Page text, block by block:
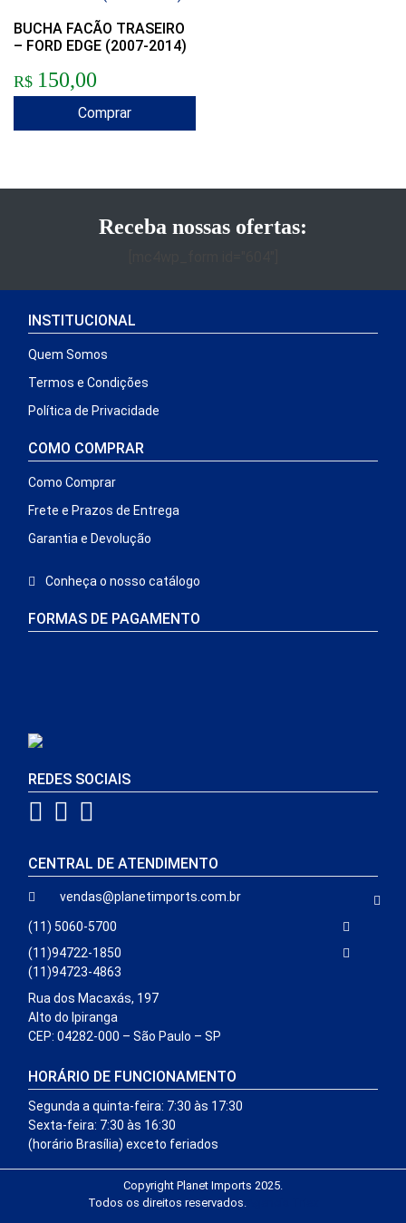
BUCHA FACÃO TRASEIRO
– FORD EDGE (2007-2014)
R$ 150,00
Comprar
Receba nossas ofertas:
INSTITUCIONAL
Quem Somos
Termos e Condições
Política de Privacidade
COMO COMPRAR
Como Comprar
Frete e Prazos de Entrega
Garantia e Devolução
Conheça o nosso catálogo
FORMAS DE PAGAMENTO
REDES SOCIAIS
CENTRAL DE ATENDIMENTO
vendas@planetimports.com.br
(11) 5060-5700
(11)94722-1850
(11)94723-4863
Rua dos Macaxás, 197
Alto do Ipiranga
CEP: 04282-000 – São Paulo – SP
HORÁRIO DE FUNCIONAMENTO
Segunda a quinta-feira: 7:30 às 17:30
Sexta-feira: 7:30 às 16:30
(horário Brasília) exceto feriados
Copyright Planet Imports 2025.
Todos os direitos reservados.